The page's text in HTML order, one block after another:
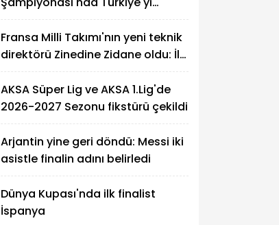
Fransa Milli Takımı'nın yeni teknik
direktörü Zinedine Zidane oldu: İlk
AKSA Süper Lig ve AKSA 1.Lig'de
2026-2027 Sezonu fikstürü çekildi
Arjantin yine geri döndü: Messi iki
asistle finalin adını belirledi
Dünya Kupası'nda ilk finalist
İspanya